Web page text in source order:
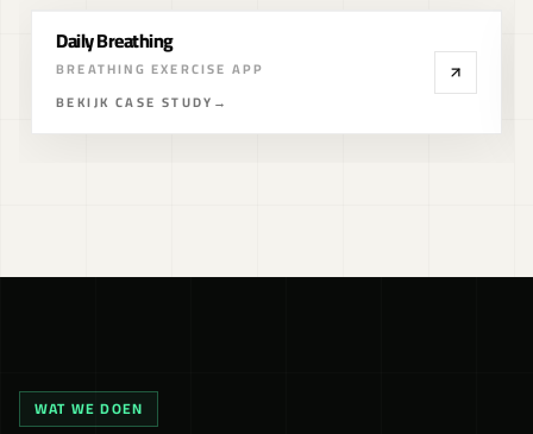
Daily Breathing
BREATHING EXERCISE APP
BEKIJK CASE STUDY →
WAT WE DOEN